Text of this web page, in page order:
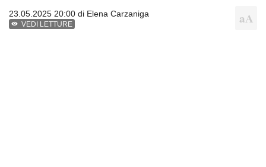
23.05.2025 20:00 di Elena Carzaniga
VEDI LETTURE